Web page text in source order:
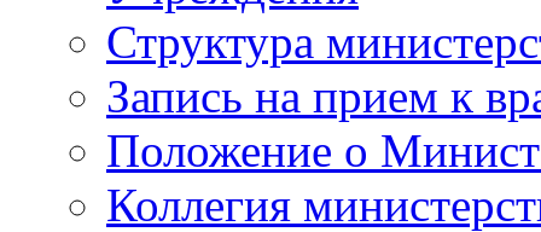
Структура
Запись на прием к
Положение о
Коллегия